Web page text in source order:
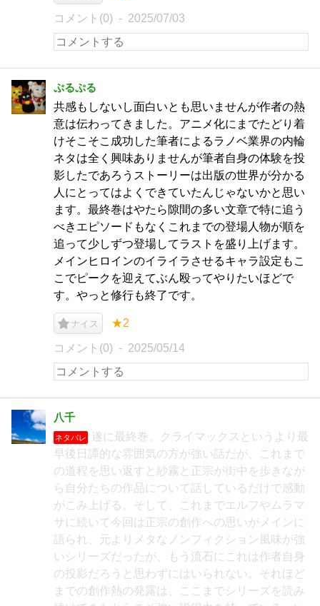
コメント(0) 2025/07/03
ぷるぷる
共感もしないし面白いとも思いませんが作者の熱
意は伝わってきました。アニメ化にまでたどり着
けそこそこ成功した筆者によるラノベ業界の内輪
ネタは全く興味ありませんが筆者自身の体験を投
影したであろうストーリーは出版の世界が分かる
人にとってはよくできていたんじゃないかと思い
ます。最終巻はやたら隙間の多い文章で特に追う
べきエピソードもなくこれまでの登場人物が順を
追って少しずつ登場してラストを盛り上げます。
メインヒロインのイライラさせるキャラ設定もこ
こでピークを迎えてぶん殴ってやりたいほどで
す。やっと修行も終了です。
ナイス ★2
コメント(0) 2025/05/14
八千
ネタバレ
遂に最終巻。クライマックスというより最
早後日譚的な雰囲気の方が強い話だが、これまで
の道程を思い返すと紗霧と正宗が街中を歩きなが
ら自分たちの作品について話しているだけで感動
がこみ上げる。そして、これまでエルフやムラマ
サに続いて今回は正宗の創作への思いがメインに
語られ、元よりメタなノンフィクション風味が強
いシリーズだったが、もう流石にこれは作者自身
の投影だろうと思わずにはいられない。それほど
までの創作熱の発露は、ここまでシリーズを読み